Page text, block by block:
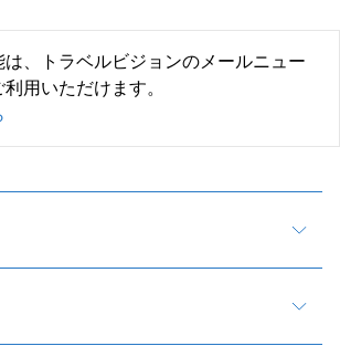
は、トラベルビジョンのメールニュー
用いただけます。